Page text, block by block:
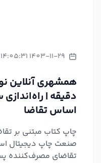
1403-11-29 14:05:31
دقیقه |
اساس تقاضا
صنعت چاپ دیجیتال
تقاضای مصرف‌کننده